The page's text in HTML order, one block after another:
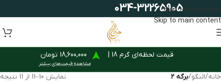
Skip to navigation
Skip to main content
034-32265905
قیمت لحظه‌ای گرم 18 | 18,600,000 تومان
مشاهده قیمت‌های بیشتر
خانه/النگو/برگه 2 نمایش 10–11 از 11 نتیجه